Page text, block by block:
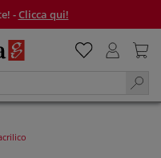
-Clicca qui!